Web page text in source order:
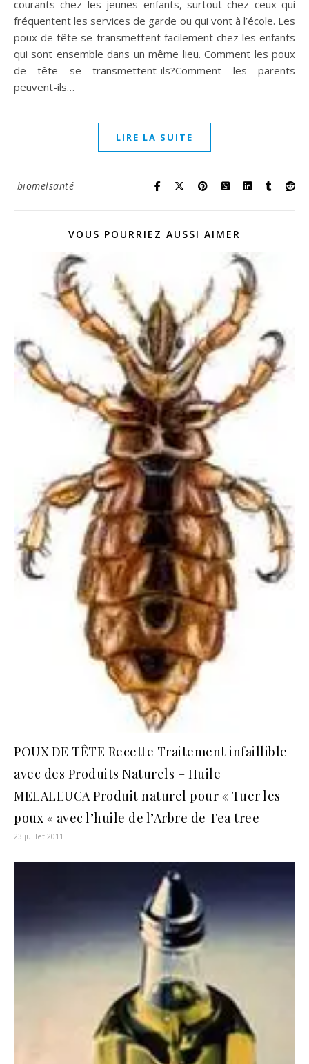
courants chez les jeunes enfants, surtout chez ceux qui
fréquentent les services de garde ou qui vont à l’école. Les
poux de tête se transmettent facilement chez les enfants
qui sont ensemble dans un même lieu. Comment les poux
de tête se transmettent-ils?Comment les parents
peuvent-ils…
LIRE LA SUITE
biomelsanté
VOUS POURRIEZ AUSSI AIMER
POUX DE TÊTE Recette Traitement infaillible
avec des Produits Naturels – Huile
MELALEUCA Produit naturel pour « Tuer les
poux « avec l’huile de l’Arbre de Tea tree
23 juillet 2011